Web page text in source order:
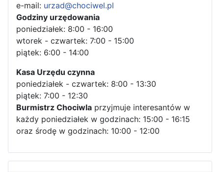
e-mail: urzad@chociwel.pl
Godziny urzędowania
poniedziałek: 8:00 - 16:00
wtorek - czwartek: 7:00 - 15:00
piątek: 6:00 - 14:00
Kasa Urzędu czynna
poniedziałek - czwartek: 8:00 - 13:30
piątek: 7:00 - 12:30
Burmistrz Chociwla przyjmuje interesantów w
każdy poniedziałek w godzinach: 15:00 - 16:15
oraz środę w godzinach: 10:00 - 12:00